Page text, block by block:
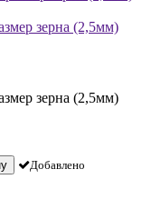
зерна (2,5мм)
зерна (2,5мм)
Добавлено